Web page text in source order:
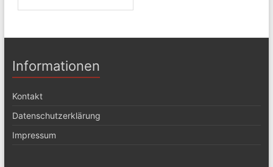
Informationen
Kontakt
Datenschutzerklärung
Impressum